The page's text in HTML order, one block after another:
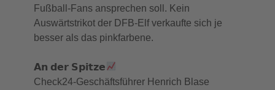
Fußball-Fans ansprechen soll. Kein
Auswärtstrikot der DFB-Elf verkaufte sich je
besser als das pinkfarbene.
𝗔𝗻 𝗱𝗲𝗿 𝗦𝗽𝗶𝘁𝘇𝗲
Check24-Geschäftsführer Henrich Blase